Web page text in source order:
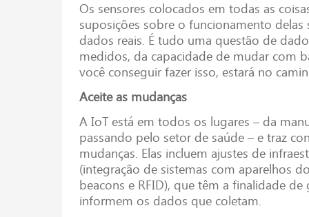
Os sensores colocados em todas as
suposições sobre o funcionamento
dados reais. É tudo uma questão de
medidos, da capacidade de mudar com
você conseguir fazer isso, estará no
Aceite as mudanças
A IoT está em todos os lugares – da
passando pelo setor de saúde – e traz
mudanças. Elas incluem ajustes de
(integração de sistemas com aparelhos
beacons e RFID), que têm a finalidade
informem os dados que coletam.